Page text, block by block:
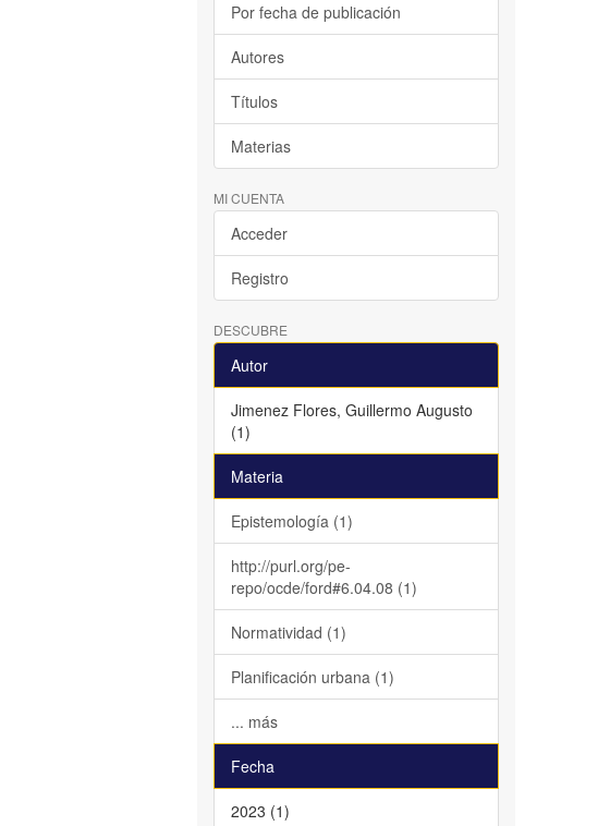
Por fecha de publicación
Autores
Títulos
Materias
MI CUENTA
Acceder
Registro
DESCUBRE
Autor
Jimenez Flores, Guillermo Augusto
(1)
Materia
Epistemología (1)
http://purl.org/pe-
repo/ocde/ford#6.04.08 (1)
Normatividad (1)
Planificación urbana (1)
... más
Fecha
2023 (1)